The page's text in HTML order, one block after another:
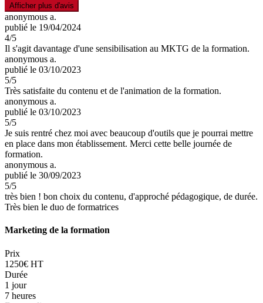
Afficher plus d'avis
anonymous a.
publié le 19/04/2024
4/5
Il s'agit davantage d'une sensibilisation au MKTG de la formation.
anonymous a.
publié le 03/10/2023
5/5
Très satisfaite du contenu et de l'animation de la formation.
anonymous a.
publié le 03/10/2023
5/5
Je suis rentré chez moi avec beaucoup d'outils que je pourrai mettre
en place dans mon établissement. Merci cette belle journée de
formation.
anonymous a.
publié le 30/09/2023
5/5
très bien ! bon choix du contenu, d'approché pédagogique, de durée.
Très bien le duo de formatrices
Marketing de la formation
Prix
1250€ HT
Durée
1 jour
7 heures